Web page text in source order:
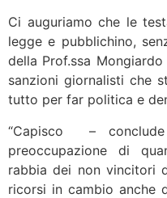
Ci auguriamo che le
legge e pubblichino,
della Prof.ssa
sanzioni giornalisti che
tutto per far politica e
“Capisco –
preoccupazione di
rabbia dei non vincitori
ricorsi in cambio anche